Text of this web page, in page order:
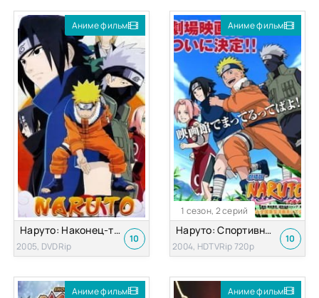
Аниме фильм
Наруто: Наконец-таки! Соревнования дзёнинов против гэнинов! ОВА-3
2005, DVDRip
10
Аниме фильм
1 сезон, 2 серий
Наруто: Спортивный фестиваль Конохи
2004, HDTVRip 720p
10
Аниме фильм Аниме фильм